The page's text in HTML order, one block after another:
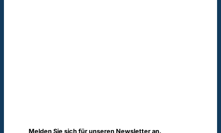
Melden Sie sich für unseren Newsletter an.